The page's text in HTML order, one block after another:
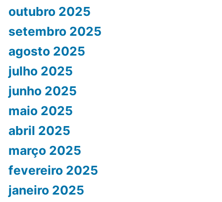
outubro 2025
setembro 2025
agosto 2025
julho 2025
junho 2025
maio 2025
abril 2025
março 2025
fevereiro 2025
janeiro 2025